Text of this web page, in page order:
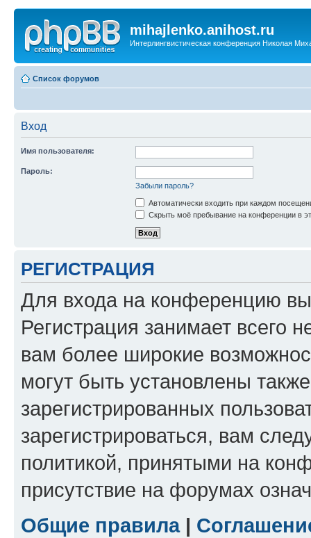
mihajlenko.anihost.ru
Интерлингвистическая конференция Николая
Список форумов
Вход
Имя пользователя:
Пароль:
Забыли пароль?
Автоматически входить при каждом
Скрыть моё пребывание на конференции в
РЕГИСТРАЦИЯ
Для входа на конференцию
Регистрация занимает всего
вам более широкие
могут быть установлены
зарегистрированных
зарегистрироваться, вам
политикой, принятыми на
присутствие на форумах
Общие правила|